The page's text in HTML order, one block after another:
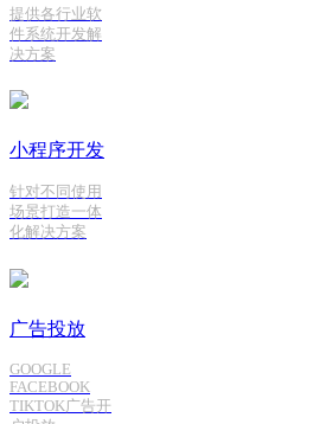
提供各行业软
件系统开发解
决方案
小程序开发
针对不同使用
场景打造一体
化解决方案
广告投放
GOOGLE
FACEBOOK
TIKTOK广告开